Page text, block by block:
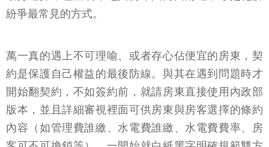
紛爭最常見的方式。
萬一真的遇上不可理喻、或者存心佔便宜的房東，契
約是保護自己權益的最後防線。與其在遇到問題時才
開始翻契約，不如簽約前，就請房東直接使用內政部
版本，並且詳細審視裡面可供房東與房客選擇的條約
內容（如管理費誰繳、水電費誰繳、水電費費率、房